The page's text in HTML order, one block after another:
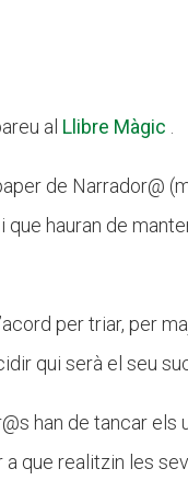
al Llibre Màgic
de Narrador@
hauran de
per triar, per
qui serà el seu
han de tancar els
que realitzin les